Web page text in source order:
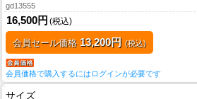
gd13555
16,500円 (税込)
会員セール価格 13,200円 (税込)
会員価格で購入するにはログインが必要です
サイズ